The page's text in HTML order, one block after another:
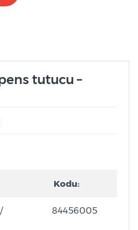
tutucu –
Kodu:
84456005